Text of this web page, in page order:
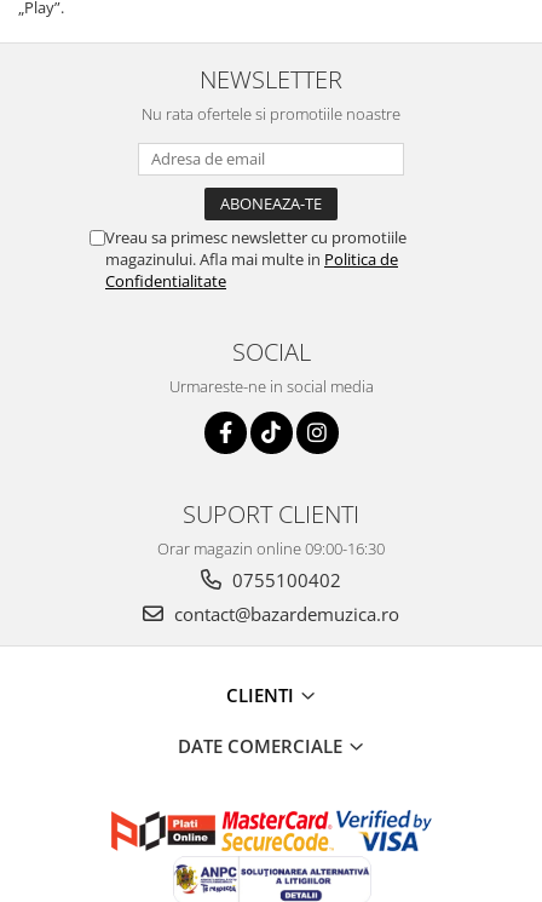
„Play”.
NEWSLETTER
Nu rata ofertele si promotiile noastre
Vreau sa primesc newsletter cu promotiile
magazinului. Afla mai multe in Politica de
Confidentialitate
SOCIAL
Urmareste-ne in social media
SUPORT CLIENTI
Orar magazin online 09:00-16:30
0755100402
contact@bazardemuzica.ro
CLIENTI
DATE COMERCIALE